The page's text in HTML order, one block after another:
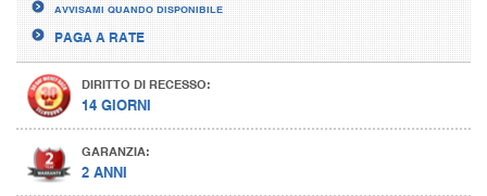
AVVISAMI QUANDO DISPONIBILE
PAGA A RATE
DIRITTO DI RECESSO:
14 GIORNI
GARANZIA:
2 ANNI